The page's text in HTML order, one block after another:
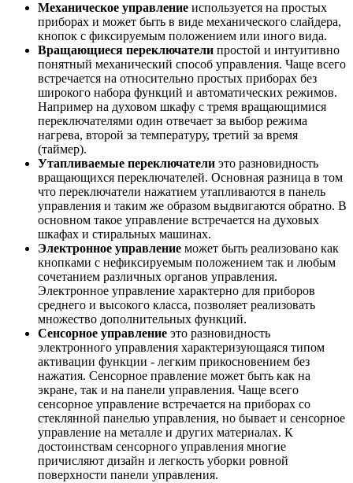
Механическое управление используется на простых
приборах и может быть в виде механического слайдера,
кнопок с фиксируемым положением или иного вида.
Вращающиеся переключатели простой и интуитивно
понятный механический способ управления. Чаще всего
встречается на относительно простых приборах без
широкого набора функций и автоматических режимов.
Например на духовом шкафу с тремя вращающимися
переключателями один отвечает за выбор режима
нагрева, второй за температуру, третий за время
(таймер).
Утапливаемые переключатели это разновидность
вращающихся переключателей. Основная разница в том
что переключатели нажатием утапливаются в панель
управления и таким же образом выдвигаются обратно. В
основном такое управление встречается на духовых
шкафах и стиральных машинах.
Электронное управление может быть реализовано как
кнопками с нефиксируемым положением так и любым
сочетанием различных органов управления.
Электронное управление характерно для приборов
среднего и высокого класса, позволяет реализовать
множество дополнительных функций.
Сенсорное управление это разновидность
электронного управления характеризующаяся типом
активации функции - легким прикосновением без
нажатия. Сенсорное правление может быть как на
экране, так и на панели управления. Чаще всего
сенсорное управление встречается на приборах со
стеклянной панелью управления, но бывает и сенсорное
управление на металле и других материалах. К
достоинствам сенсорного управления многие
причисляют дизайн и легкость уборки ровной
поверхности панели управления.